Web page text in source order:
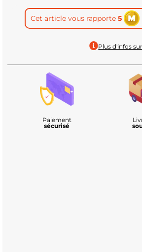
Cet article vous rapporte 5
Plus d'infos
Paiement
sécurisé